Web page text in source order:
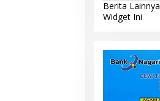
Berita Lainnya
Widget Ini